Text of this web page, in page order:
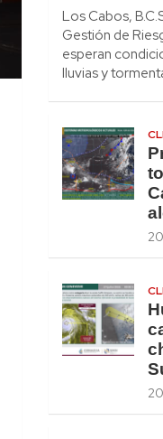
Los Cabos,
Gestión de
esperan
lluvias y